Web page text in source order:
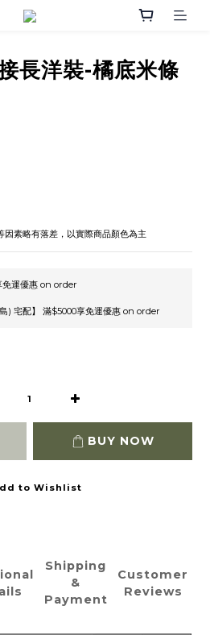
長洋裝-橘底米條
因素略有落差，以實際商品顏色為主
免運優惠 on order
) 宅配】 滿$5000享免運優惠 on order
BUY NOW
to Wishlist
Shipping
&
Payment
Customer
Reviews